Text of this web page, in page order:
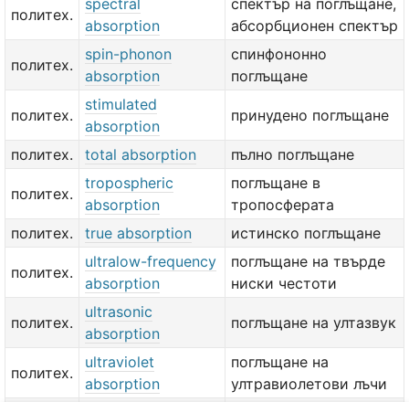
политех.
spectral
absorption
спектър на поглъщане,
абсорбционен спектър
политех.
spin-phonon
absorption
спинфононно
поглъщане
политех.
stimulated
absorption
принудено поглъщане
политех. total absorption пълно поглъщане
политех.
tropospheric
absorption
поглъщане в
тропосферата
политех.
true absorption истинско поглъщане
политех.
ultralow-frequency
absorption
поглъщане на твърде
ниски честоти
политех.
ultrasonic
absorption
поглъщане на ултазвук
политех.
ultraviolet
absorption
поглъщане на
ултравиолетови лъчи